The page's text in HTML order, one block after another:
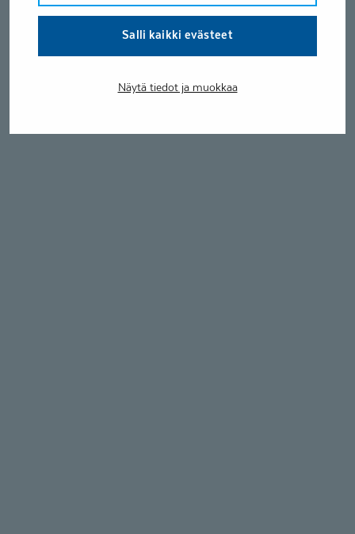
Salli kaikki evästeet
Näytä tiedot ja muokkaa